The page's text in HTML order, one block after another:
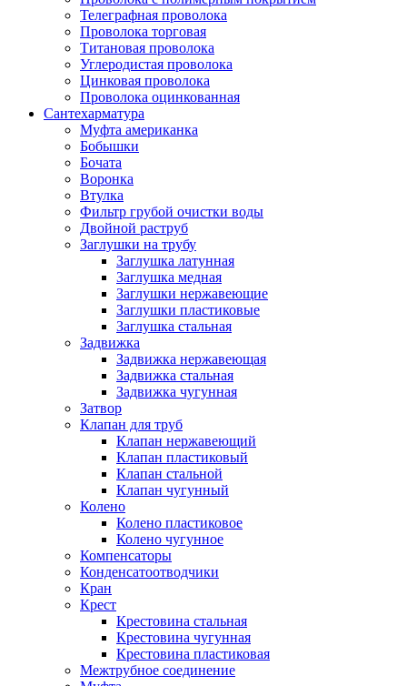
Телеграфная проволока
Проволока торговая
Титановая проволока
Углеродистая проволока
Цинковая проволока
Проволока оцинкованная
Сантехарматура
Муфта американка
Бобышки
Бочата
Воронка
Втулка
Фильтр грубой очистки воды
Двойной раструб
Заглушки на трубу
Заглушка латунная
Заглушка медная
Заглушки нержавеющие
Заглушки пластиковые
Заглушка стальная
Задвижка
Задвижка нержавеющая
Задвижка стальная
Задвижка чугунная
Затвор
Клапан для труб
Клапан нержавеющий
Клапан пластиковый
Клапан стальной
Клапан чугунный
Колено
Колено пластиковое
Колено чугунное
Компенсаторы
Конденсатоотводчики
Кран
Крест
Крестовина стальная
Крестовина чугунная
Крестовина пластиковая
Межтрубное соединение